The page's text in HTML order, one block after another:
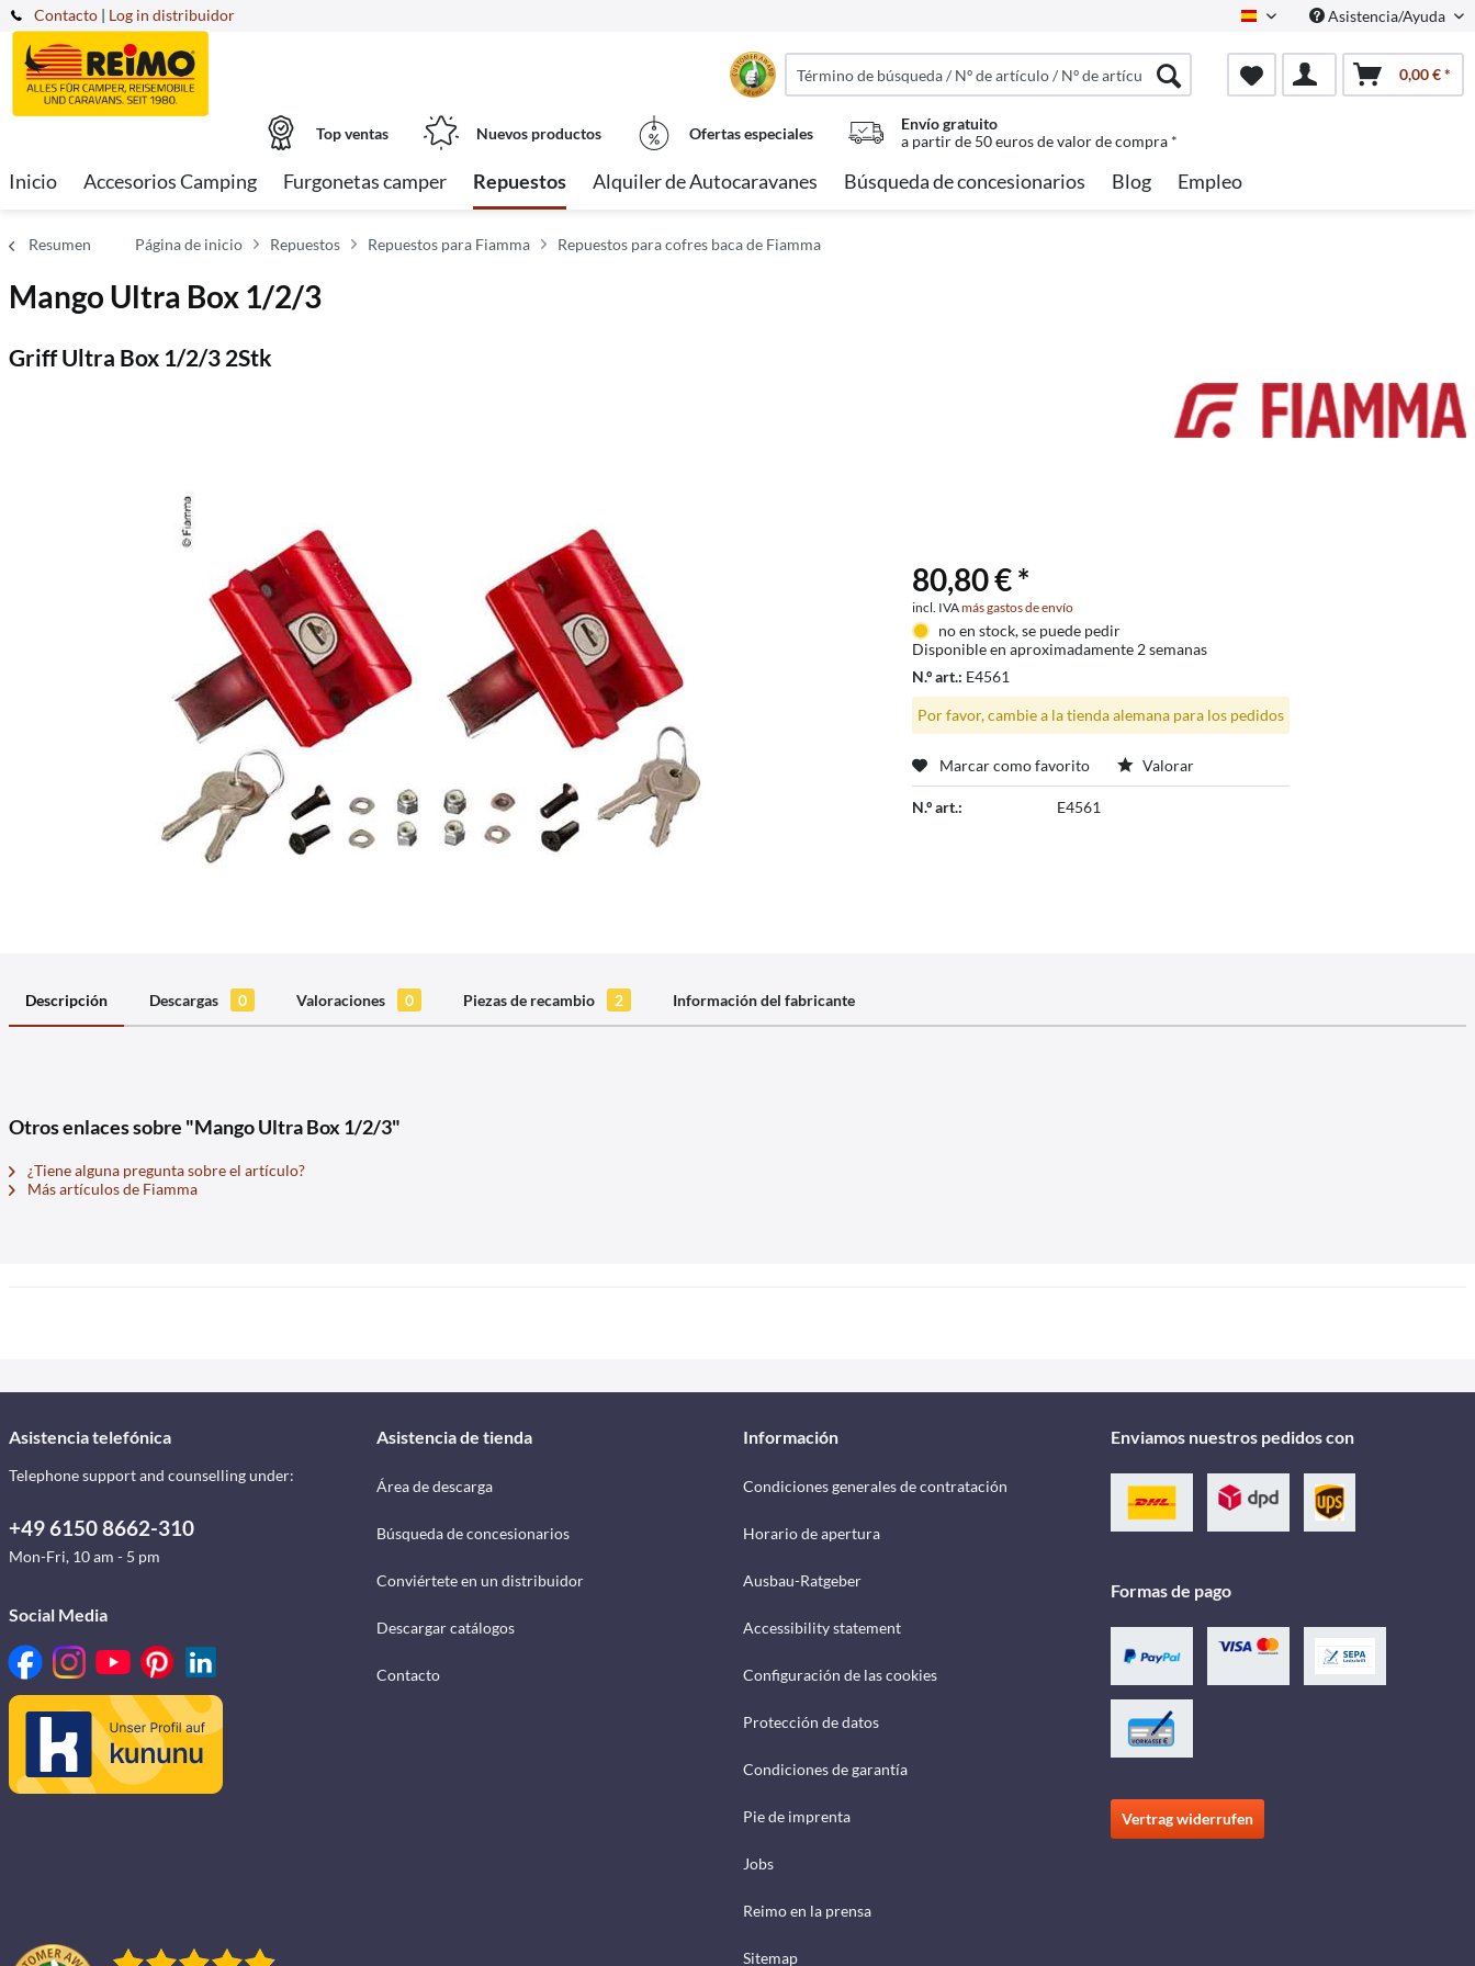
Contacto Spanisch Asistencia/Ayuda
| Log in distribuidor
0,00 € *
Top ventas Nuevos productos Ofertas especiales
Envío gratuito
a partir de 50 euros de valor de compra *
Inicio Accesorios Camping Furgonetas camper Repuestos Alquiler de Autocaravanes Búsqueda de concesionarios Blog Empleo
Resumen Página de inicio Repuestos Repuestos para Fiamma Repuestos para cofres baca de Fiamma
Mango Ultra Box 1/2/3
Griff Ultra Box 1/2/3 2Stk
80,80 € *
incl. IVAmás gastos de envío
no en stock, se puede pedir
Disponible en aproximadamente 2 semanas
N.º art.: E4561
Por favor, cambie a la tienda alemana para los pedidos
Marcar como favorito Valorar
N.º art.: E4561
Descripción Descargas 0 Valoraciones 0 Piezas de recambio 2 Información del fabricante
Otros enlaces sobre "Mango Ultra Box 1/2/3"
¿Tiene alguna pregunta sobre el artículo?
Más artículos de Fiamma
Asistencia telefónica
Telephone support and counselling under:
+49 6150 8662-310
Mon-Fri, 10 am - 5 pm
Social Media
Asistencia de tienda
Área de descarga
Búsqueda de concesionarios
Conviértete en un distribuidor
Descargar catálogos
Contacto
Información
Condiciones generales de contratación
Horario de apertura
Ausbau-Ratgeber
Accessibility statement
Configuración de las cookies
Protección de datos
Condiciones de garantía
Pie de imprenta
Jobs
Reimo en la prensa
Sitemap
Enviamos nuestros pedidos con
Formas de pago
Vertrag widerrufen